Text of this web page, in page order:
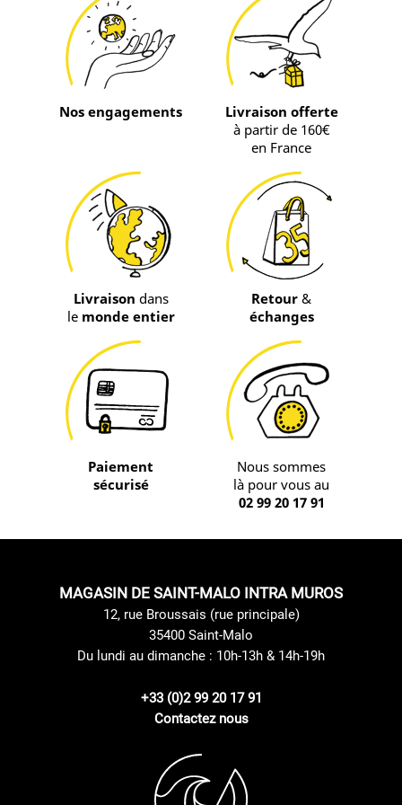
Nos engagements
Livraison offerte
à partir de 160€
en France
Livraison dans
lemonde entier
Retour &
échanges
Paiement
sécurisé
Nous sommes
là pour vous au
02 99 20 17 91
MAGASIN DE SAINT-MALO INTRA MUROS
12, rue Broussais (rue principale)
35400 Saint-Malo
Du lundi au dimanche : 10h-13h & 14h-19h
+33 (0)2 99 20 17 91
Contactez nous